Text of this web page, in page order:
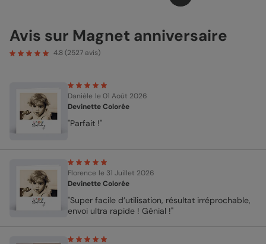
Avis sur Magnet anniversaire
4.8(2527 avis)
Danièle le 01 Août 2026
Devinette Colorée
"Parfait !"
Florence le 31 Juillet 2026
Devinette Colorée
"Super facile d’utilisation, résultat irréprochable,
envoi ultra rapide ! Génial !"